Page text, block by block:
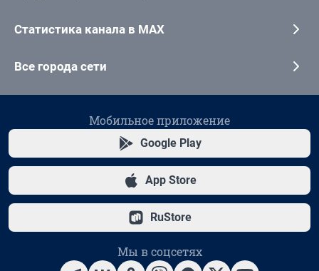
Статистика канала в MAX
Все города сети
Мобильное приложение
Google Play
App Store
RuStore
Мы в соцсетях